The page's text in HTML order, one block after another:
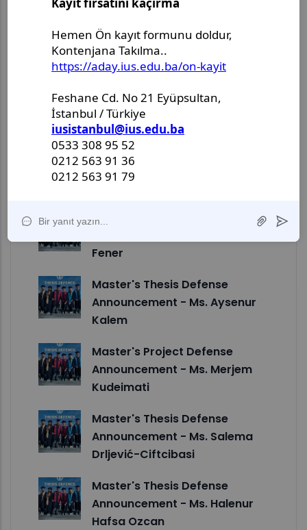
Opens in a new window
Opens in a new window
Opens in a new window
Opens in a new window
Son Paylaşımlar
Master's Thesis Defense
Announcement - Ms. Leyla
Ouchene
Doctoral Dissertation Defense
Fener
Master's Thesis Defense
Announcement - Ms. Aysenur
Kalem
Master's Project Defense
Announcement - Ms. Merjem
Kudeimati
Master's Thesis Defense
Announcement - Ms. Salema
Drljević-Ciftcibasi
Master's Thesis Defense
Announcement - Ms. Halenur
Hafsa Ozcan